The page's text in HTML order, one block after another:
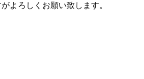
よろしくお願い致します。